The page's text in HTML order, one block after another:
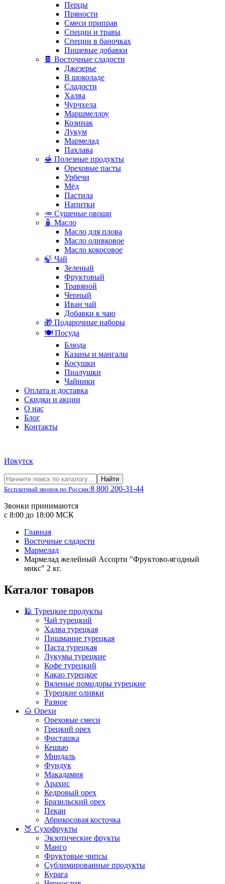
Перцы
Пряности
Смеси приправ
Специи и травы
Специи в баночках
Пищевые добавки
🍫 Восточные сладости
Джезерье
В шоколаде
Сладости
Халва
Чурчхела
Маршмеллоу
Козинак
Лукум
Мармелад
Пахлава
🍯 Полезные продукты
Ореховые пасты
Урбечи
Мёд
Пастила
Напитки
🥕 Сушеные овощи
🧴 Масло
Масло для плова
Масло оливковое
Масло кокосовое
🍃 Чай
Зеленый
Фруктовый
Травяной
Черный
Иван чай
Добавки к чаю
🎁 Подарочные наборы
🍽️ Посуда
Блюда
Казаны и мангалы
Косушки
Пиалушки
Чайники
Оплата и доставка
Скидки и акции
О нас
Блог
Контакты
Иркутск
Найти
Бесплатный звонок по России:8 800 200-31-44
Звонки принимаются
с 8:00 до 18:00 МСК
Главная
Восточные сладости
Мармелад
Мармелад желейный Ассорти "Фруктово-ягодный
микс" 2 кг.
Каталог товаров
🕌 Турецкие продукты
Чай турецкий
Халва турецкая
Пишмание турецкая
Паста турецкая
Лукумы турецкие
Кофе турецкий
Какао турецкое
Вяленые помидоры турецкие
Турецкие оливки
Разное
🌰 Орехи
Ореховые смеси
Грецкий орех
Фисташка
Кешью
Миндаль
Фундук
Макадамия
Арахис
Кедровый орех
Бразильский орех
Пекан
Абрикосовая косточка
🍑 Сухофрукты
Экзотические фрукты
Манго
Фруктовые чипсы
Сублимированные продукты
Курага